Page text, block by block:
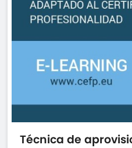
Técnica de